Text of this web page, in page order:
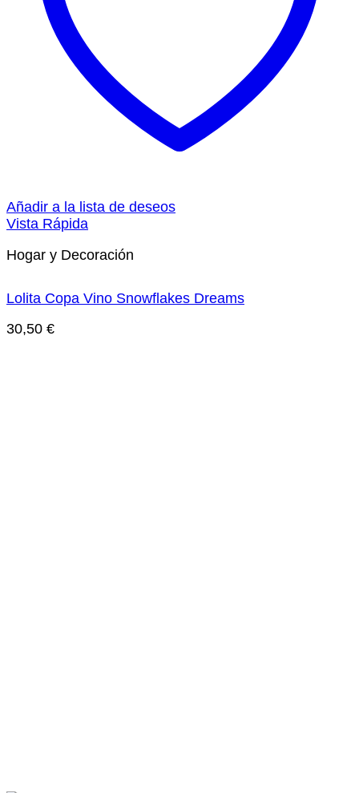
Añadir a la lista de deseos
Vista Rápida
Hogar y Decoración
Lolita Copa Vino Snowflakes Dreams
30,50 €